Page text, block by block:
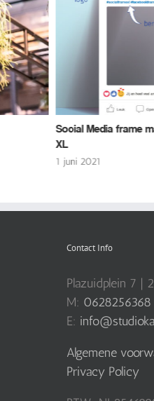
maken met Social Frame
Contact Info
Plazuidplein 7 |
M: 0628256368
E:
Algemene
Privacy Policy